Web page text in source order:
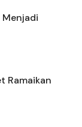
Menjadi
Ramaikan